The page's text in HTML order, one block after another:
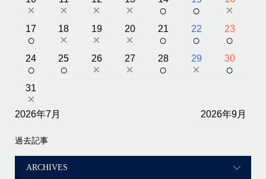
× × × × ○ ○ ×
17
○
18
×
19
×
20
×
21
○
22
○
23
○
24
○
25
○
26
×
27
×
28
○
29
×
30
○
31
×
2026年7月 2026年9月
過去記事